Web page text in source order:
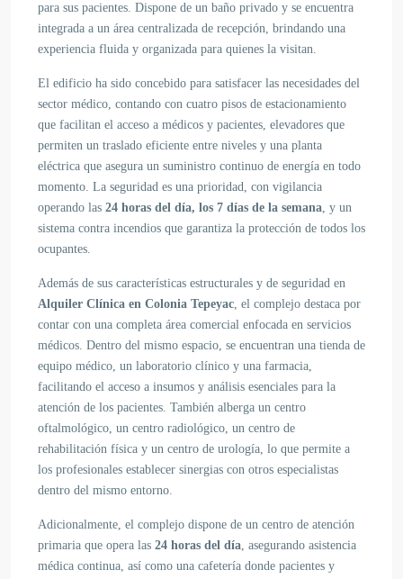
para sus pacientes. Dispone de un baño privado y se encuentra
integrada a un área centralizada de recepción, brindando una
experiencia fluida y organizada para quienes la visitan.
El edificio ha sido concebido para satisfacer las necesidades del
sector médico, contando con cuatro pisos de estacionamiento
que facilitan el acceso a médicos y pacientes, elevadores que
permiten un traslado eficiente entre niveles y una planta
eléctrica que asegura un suministro continuo de energía en todo
momento. La seguridad es una prioridad, con vigilancia
operando las 24 horas del día, los 7 días de la semana, y un
sistema contra incendios que garantiza la protección de todos los
ocupantes.
Además de sus características estructurales y de seguridad en
Alquiler Clínica en Colonia Tepeyac, el complejo destaca por
contar con una completa área comercial enfocada en servicios
médicos. Dentro del mismo espacio, se encuentran una tienda de
equipo médico, un laboratorio clínico y una farmacia,
facilitando el acceso a insumos y análisis esenciales para la
atención de los pacientes. También alberga un centro
oftalmológico, un centro radiológico, un centro de
rehabilitación física y un centro de urología, lo que permite a
los profesionales establecer sinergias con otros especialistas
dentro del mismo entorno.
Adicionalmente, el complejo dispone de un centro de atención
primaria que opera las 24 horas del día, asegurando asistencia
médica continua, así como una cafetería donde pacientes y